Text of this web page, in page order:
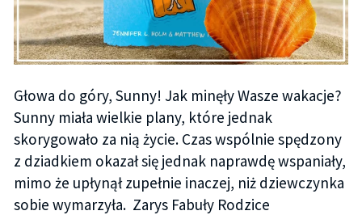
Głowa do góry, Sunny! Jak minęły Wasze wakacje?
Sunny miała wielkie plany, które jednak
skorygowało za nią życie. Czas wspólnie spędzony
z dziadkiem okazał się jednak naprawdę wspaniały,
mimo że upłynął zupełnie inaczej, niż dziewczynka
sobie wymarzyła. Zarys Fabuły Rodzice